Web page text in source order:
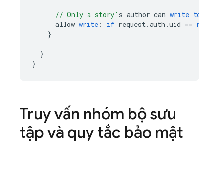
      // Only a story'
s author can write to
allow write : if request .auth .uid ==
}
}
}
Truy vấn nhóm bộ sưu
tập và quy tắc bảo mật